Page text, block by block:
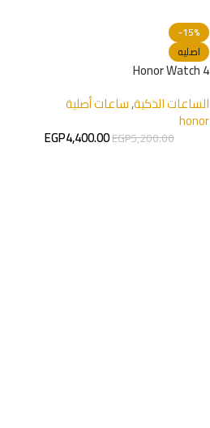
-15%
اصليه
Honor Watch 4
الساعات الذكية,ساعات أصلية
honor
EGP5,200.00
EGP4,400.00